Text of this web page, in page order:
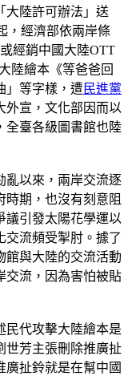
大陸許可辦法」送
，經濟部依兩岸條
經銷中國大陸OTT
陸繪本《等爸爸回
」等字樣，遭 民進黨
外宣，文化部因而以
全臺各級圖書館也陸
亂以來，兩岸交流逐
時期，也沒有刻意阻
議引發太陽花學運以
交流頻受掣肘。據了
館與大陸的交流活動
交流，因為害怕被貼
民代攻擊大陸繪本是
世芳主張刪除推廣扯
廣扯鈴就是在幫中國